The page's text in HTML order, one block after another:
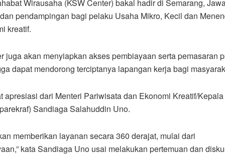
Wirausaha (KSW Center) bakal hadir di Semarang,
pendampingan bagi pelaku Usaha Mikro, Kecil dan
kreatif.
akan menyiapkan akses pembiayaan serta pemasaran
dapat mendorong terciptanya lapangan kerja bagi
apresiasi dari Menteri Pariwisata dan Ekonomi Kreatif/
Sandiaga Salahuddin Uno.
memberikan layanan secara 360 derajat, mulai dari
kata Sandiaga Uno usai melakukan pertemuan dan